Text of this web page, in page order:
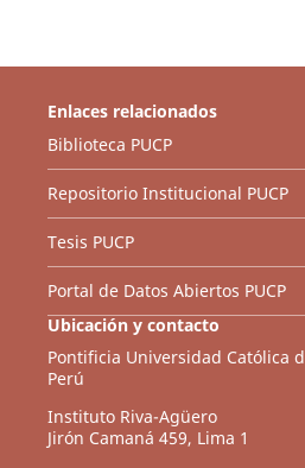
Enlaces relacionados
Biblioteca PUCP
Repositorio Institucional PUCP
Tesis PUCP
Portal de Datos Abiertos PUCP
Ubicación y contacto
Pontificia Universidad Católica
Perú
Instituto Riva-Agüero
Jirón Camaná 459, Lima 1